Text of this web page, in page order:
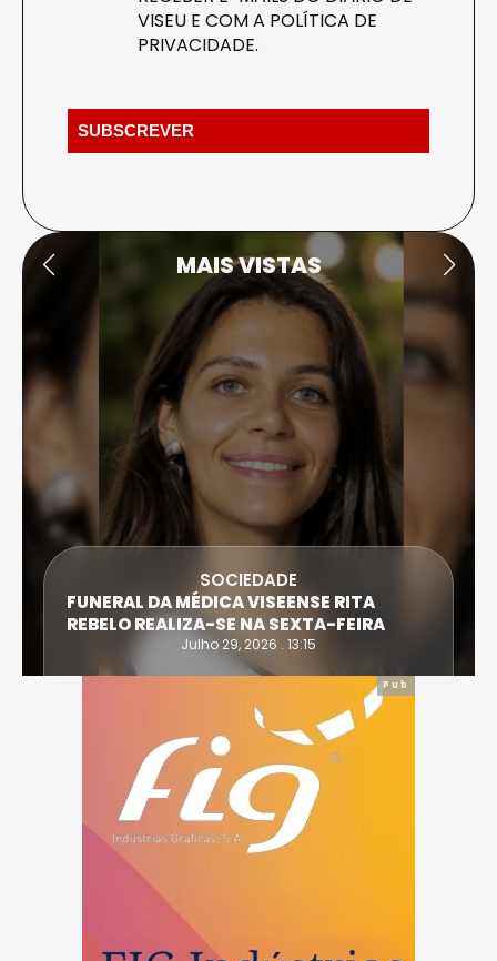
VISEU E COM A POLÍTICA DE
PRIVACIDADE.
MAIS VISTAS
SOCIEDADE
FUNERAL DA MÉDICA VISEENSE RITA
REBELO REALIZA-SE NA SEXTA-FEIRA
Julho 29, 2026 . 13:15
Pub